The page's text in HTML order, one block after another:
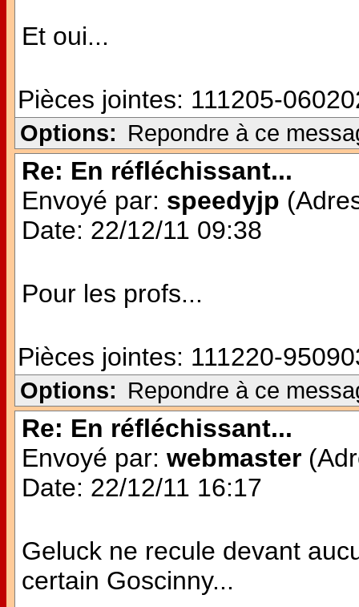
Et oui...
Pièces jointes: 111205-
Options: Repondre à ce
Re: En réfléchissant...
Envoyé par: speedyjp
Date: 22/12/11 09:38
Pour les profs...
Pièces jointes: 111220-
Options: Repondre à ce
Re: En réfléchissant...
Envoyé par: webmaster
Date: 22/12/11 16:17
Geluck ne recule devant
certain Goscinny...